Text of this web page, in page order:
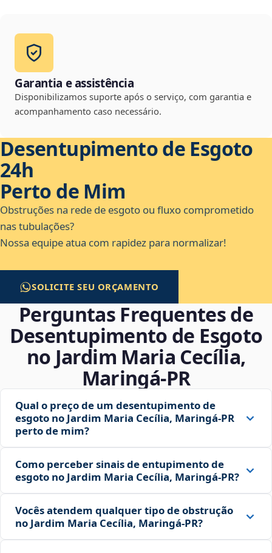
Garantia e assistência
Disponibilizamos suporte após o serviço, com garantia e
acompanhamento caso necessário.
Desentupimento de Esgoto
24h
Perto de Mim
Obstruções na rede de esgoto ou fluxo comprometido
nas tubulações?
Nossa equipe atua com rapidez para normalizar!
SOLICITE SEU ORÇAMENTO
Perguntas Frequentes de
Desentupimento de Esgoto
no Jardim Maria Cecília,
Maringá‑PR
Qual o preço de um desentupimento de
esgoto no Jardim Maria Cecília, Maringá‑PR
perto de mim?
Como perceber sinais de entupimento de
esgoto no Jardim Maria Cecília, Maringá‑PR?
Vocês atendem qualquer tipo de obstrução
no Jardim Maria Cecília, Maringá‑PR?